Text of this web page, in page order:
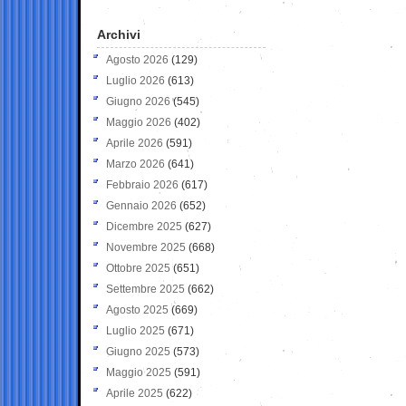
Archivi
Agosto 2026 (129)
Luglio 2026 (613)
Giugno 2026 (545)
Maggio 2026 (402)
Aprile 2026 (591)
Marzo 2026 (641)
Febbraio 2026 (617)
Gennaio 2026 (652)
Dicembre 2025 (627)
Novembre 2025 (668)
Ottobre 2025 (651)
Settembre 2025 (662)
Agosto 2025 (669)
Luglio 2025 (671)
Giugno 2025 (573)
Maggio 2025 (591)
Aprile 2025 (622)